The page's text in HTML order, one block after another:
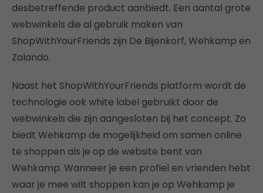
desbetreffende product aanbiedt. Een aantal grote
webwinkels die al gebruik maken van
ShopWithYourFriends zijn De Bijenkorf, Wehkamp en
Zalando.
Naast het ShopWithYourFriends platform wordt de
technologie ook white label gebruikt door de
webwinkels die zijn aangesloten bij het concept. Zo
biedt Wehkamp de mogelijkheid om samen online
te shoppen als je op de website bent van
Wehkamp. Wanneer je een profiel en vrienden hebt
waar je mee wilt shoppen kan je op Wehkamp je